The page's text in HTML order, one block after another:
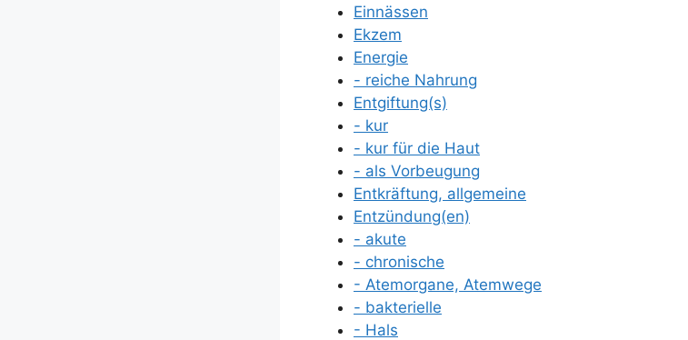
Ein­näs­sen
Ekzem
Ener­gie
- rei­che Nahrung
Entgiftung(s)
- kur
- kur für die Haut
- als Vorbeugung
Ent­kräf­tung, allgemeine
Entzündung(en)
- aku­te
- chro­ni­sche
- Atem­or­ga­ne, Atemwege
- bak­te­ri­el­le
- Hals